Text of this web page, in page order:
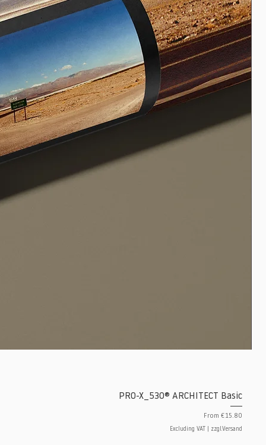
PRO-X_530® ARCHITECT Basic
From €15.80
Sale Price
Excluding VAT zzgl.Versand